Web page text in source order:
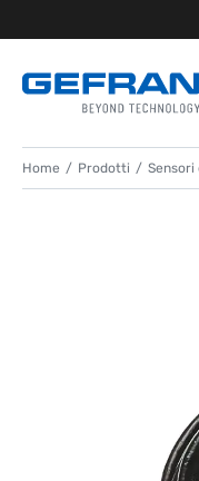
Home Prodotti